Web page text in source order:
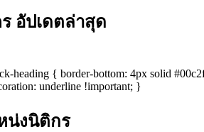
อัปเดตล่าสุด
heading { border-bottom: 4px solid
underline !important; }
น่งนิติกร